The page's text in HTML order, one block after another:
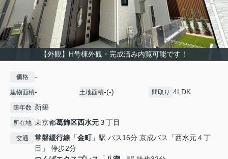
【外観】H号棟外観・完成済み内覧可能です！
価格 -
建物面積- 土地面積-(-) 間取り 4LDK
築年数 新築
所在地 東京都葛飾区西水元３丁目
交通 常磐緩行線 「金町」駅 バス16分 京成バス「西水元４丁
目」 停歩2分